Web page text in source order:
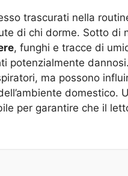
trascurati nella
di chi dorme. Sotto di
, funghi e tracce di
potenzialmente
ma possono
domestico.
per garantire che il